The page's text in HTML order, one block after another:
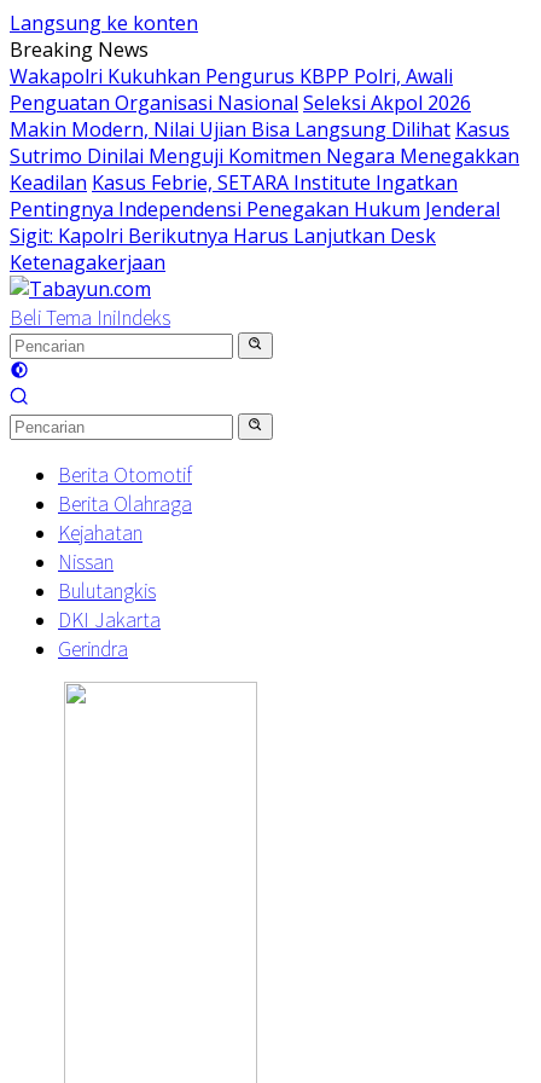
Langsung ke konten
Breaking News
Wakapolri Kukuhkan Pengurus KBPP Polri, Awali
Penguatan Organisasi Nasional Seleksi Akpol 2026
Makin Modern, Nilai Ujian Bisa Langsung Dilihat Kasus
Sutrimo Dinilai Menguji Komitmen Negara Menegakkan
Keadilan Kasus Febrie, SETARA Institute Ingatkan
Pentingnya Independensi Penegakan Hukum Jenderal
Sigit: Kapolri Berikutnya Harus Lanjutkan Desk
Ketenagakerjaan
Beli Tema IniIndeks
Berita Otomotif
Berita Olahraga
Kejahatan
Nissan
Bulutangkis
DKI Jakarta
Gerindra